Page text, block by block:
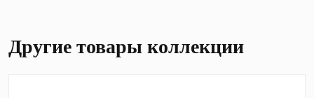
Другие товары коллекции